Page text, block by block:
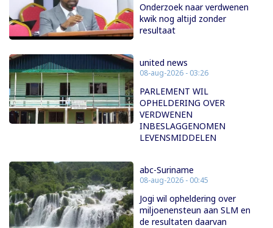
Onderzoek naar verdwenen
kwik nog altijd zonder
resultaat
united news
08-aug-2026 - 03:26
PARLEMENT WIL
OPHELDERING OVER
VERDWENEN
INBESLAGGENOMEN
LEVENSMIDDELEN
abc-Suriname
08-aug-2026 - 00:45
Jogi wil opheldering over
miljoenensteun aan SLM en
de resultaten daarvan